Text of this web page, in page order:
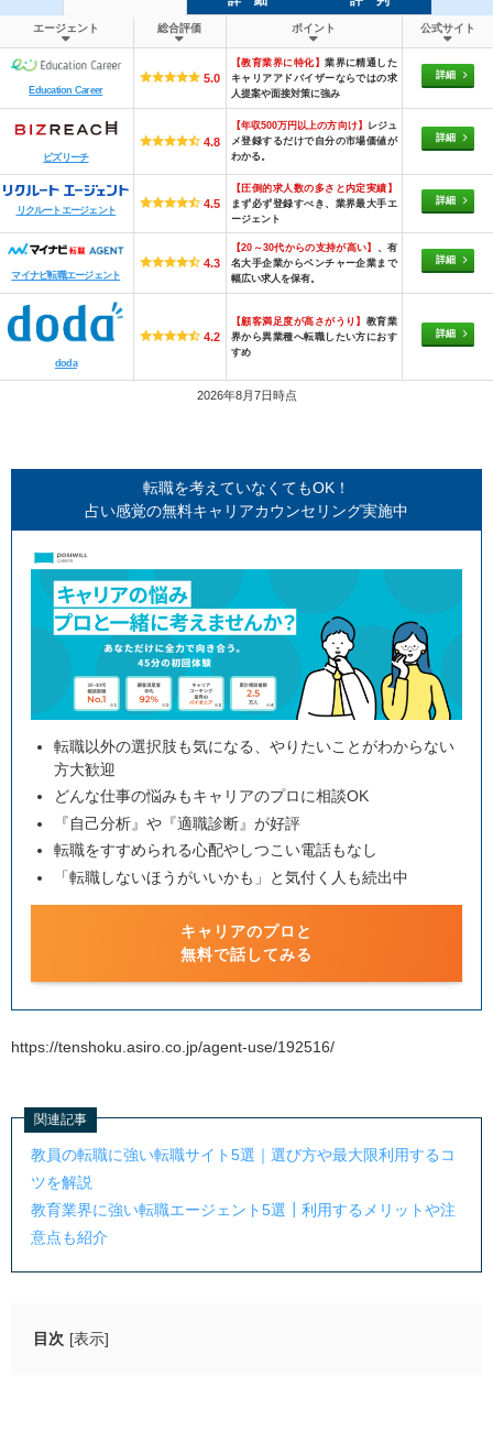
エージェント 総合評価 ポイント 公式サイト
Education Career
5.0
【教育業界に特化】業界に精通した
キャリアアドバイザーならではの求
人提案や面接対策に強み
詳細
ビズリーチ
4.8
【年収500万円以上の方向け】 レジュ
メ登録するだけで自分の市場価値が
わかる。
詳細
リクルートエージェント 4.5
【圧倒的求人数の多さと内定実績】
まず必ず登録すべき、業界最大手エ
ージェント
詳細
マイナビ転職エージェント
4.3
【20～30代からの支持が高い】
、有
名大手企業からベンチャー企業まで
幅広い求人を保有。
詳細
doda
4.2
【顧客満足度が高さがうり】 教育業
界から異業種へ転職したい方におす
すめ
詳細
2026年8月7日時点
転職を考えていなくてもOK！
占い感覚の無料キャリアカウンセリング実施中
転職以外の選択肢も気になる、やりたいことがわからない
方大歓迎
どんな仕事の悩みもキャリアのプロに相談OK
『自己分析』や『適職診断』が好評
転職をすすめられる心配やしつこい電話もなし
「転職しないほうがいいかも」と気付く人も続出中
キャリアのプロと
無料で話してみる
https://tenshoku.asiro.co.jp/agent-use/192516/
関連記事
教員の転職に強い転職サイト5選｜選び方や最大限利用するコ
ツを解説
教育業界に強い転職エージェント5選┃利用するメリットや注
意点も紹介
目次 [表示]